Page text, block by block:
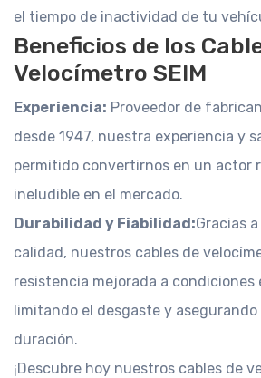
el tiempo de inactividad de tu
Beneficios de los
Velocímetro SEIM
Experiencia: Proveedor de
desde 1947, nuestra experiencia y
permitido convertirnos en un actor
ineludible en el mercado.
Durabilidad y Fiabilidad:Gracias
calidad, nuestros cables de
resistencia mejorada a condiciones
limitando el desgaste y asegurando
duración.
¡Descubre hoy nuestros cables de